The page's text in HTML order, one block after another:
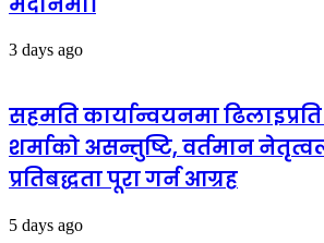
3 days ago
सहमति कार्यान्वयनमा
शर्माको असन्तुष्टि, वर्तमान
प्रतिबद्धता पूरा गर्न आग्रह
5 days ago